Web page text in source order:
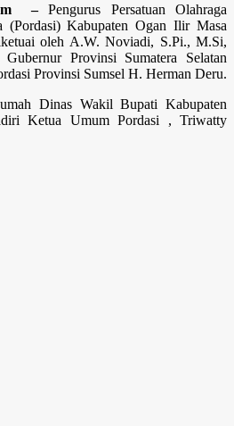
–Pengurus Persatuan Olahraga
(Pordasi) Kabupaten Ogan Ilir Masa
oleh A.W. Noviadi, S.Pi., M.Si,
Provinsi Sumatera Selatan
Provinsi Sumsel H. Herman Deru.
Dinas Wakil Bupati Kabupaten
Ketua Umum Pordasi , Triwatty